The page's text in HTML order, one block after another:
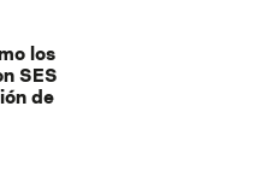
los
SES
de